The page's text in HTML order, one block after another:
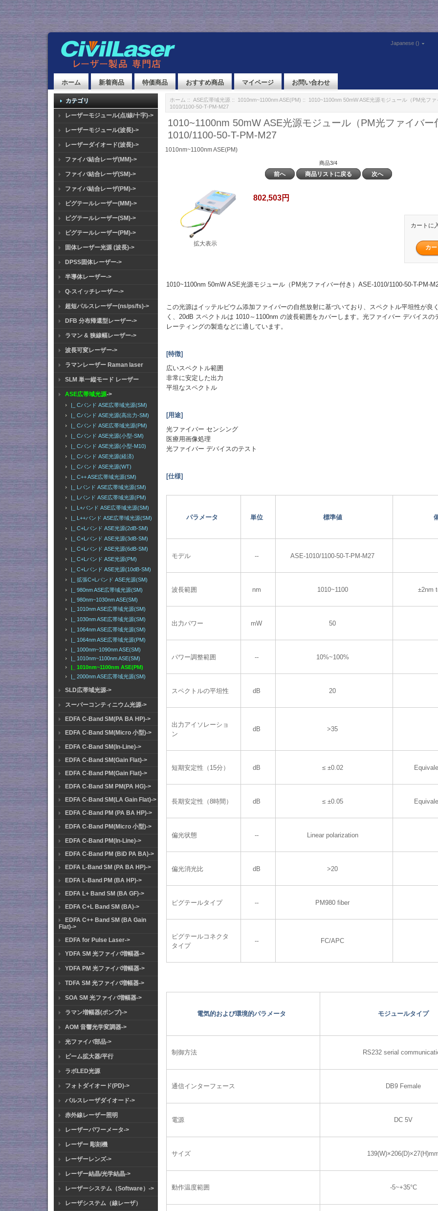
Japanese ()
ホーム 新着商品 特価商品 おすすめ商品 マイページ お問い合わせ
カテゴリ
レーザーモジュール(点/線/十字)->
レーザーモジュール(波長)->
レーザーダイオード(波長)->
ファイバ結合レーザ(MM)->
ファイバ結合レーザ(SM)->
ファイバ結合レーザ(PM)->
ピグテールレーザー(MM)->
ピグテールレーザー(SM)->
ピグテールレーザー(PM)->
固体レーザー光源 (波長)->
DPSS固体レーザー->
半導体レーザー->
Q-スイッチレーザー->
超短パルスレーザー(ns/ps/fs)->
DFB 分布帰還型レーザー->
ラマン & 狭線幅レーザー->
波長可変レーザー->
ラマンレーザー Raman laser
SLM 単一縦モード レーザー
ASE広帯域光源->
|_ Cバンド ASE広帯域光源(SM)
|_ Cバンド ASE光源(高出力-SM)
|_ Cバンド ASE広帯域光源(PM)
|_ Cバンド ASE光源(小型-SM)
|_ Cバンド ASE光源(小型-M10)
|_ Cバンド ASE光源(経済)
|_ Cバンド ASE光源(WT)
|_ C++ ASE広帯域光源(SM)
|_ Lバンド ASE広帯域光源(SM)
|_ Lバンド ASE広帯域光源(PM)
|_ L+バンド ASE広帯域光源(SM)
|_ L++バンド ASE広帯域光源(SM)
|_ C+Lバンド ASE光源(2dB-SM)
|_ C+Lバンド ASE光源(3dB-SM)
|_ C+Lバンド ASE光源(6dB-SM)
|_ C+Lバンド ASE光源(PM)
|_ C+Lバンド ASE光源(10dB-SM)
|_ 拡張C+Lバンド ASE光源(SM)
|_ 980nm ASE広帯域光源(SM)
|_ 980nm~1030nm ASE(SM)
|_ 1010nm ASE広帯域光源(SM)
|_ 1030nm ASE広帯域光源(SM)
|_ 1064nm ASE広帯域光源(SM)
|_ 1064nm ASE広帯域光源(PM)
|_ 1000nm~1090nm ASE(SM)
|_ 1010nm~1100nm ASE(SM)
|_ 1010nm~1100nm ASE(PM)
|_ 2000nm ASE広帯域光源(SM)
SLD広帯域光源->
スーパーコンティニウム光源->
EDFA C-Band SM(PA BA HP)->
EDFA C-Band SM(Micro 小型)->
EDFA C-Band SM(In-Line)->
EDFA C-Band SM(Gain Flat)->
EDFA C-Band PM(Gain Flat)->
EDFA C-Band SM PM(PA HG)->
EDFA C-Band SM(LA Gain Flat)->
EDFA C-Band PM (PA BA HP)->
EDFA C-Band PM(Micro 小型)->
EDFA C-Band PM(In-Line)->
EDFA C-Band PM (BiD PA BA)->
EDFA L-Band SM (PA BA HP)->
EDFA L-Band PM (BA HP)->
EDFA L+ Band SM (BA GF)->
EDFA C+L Band SM (BA)->
EDFA C++ Band SM (BA Gain
Flat)->
EDFA for Pulse Laser->
YDFA SM 光ファイバ増幅器->
YDFA PM 光ファイバ増幅器->
TDFA SM 光ファイバ増幅器->
SOA SM 光ファイバ増幅器->
ラマン増幅器(ポンプ)->
AOM 音響光学変調器->
光ファイバ部品->
ビーム拡大器/平行
ラボLED光源
フォトダイオード(PD)->
パルスレーザダイオード->
赤外線レーザー照明
レーザーパワーメータ->
レーザー 彫刻機
レーザーレンズ->
レーザー結晶/光学結晶->
レーザーシステム（Software）->
レーザシステム（線レーザ）
ホーム :: ASE広帯域光源 :: 1010nm~1100nm ASE(PM) :: 1010~1100nm 50mW ASE光源モジュール（PM光フ
1010/1100-50-T-PM-M27
1010~1100nm 50mW ASE光源モジュール（PM光ファイバー
1010/1100-50-T-PM-M27
1010nm~1100nm ASE(PM)
商品3/4
前へ 商品リストに戻る 次へ
拡大表示
802,503円
カートに
1010~1100nm 50mW ASE光源モジュール（PM光ファイバー付き）ASE-1010/1100-50-T-PM-
この光源はイッテルビウム添加ファイバーの自然放射に基づいており、スペクトル平坦性が良
く、20dB スペクトルは 1010～1100nm の波長範囲をカバーします。光ファイバー デバイスの
レーティングの製造などに適しています。
[特徴]
広いスペクトル範囲
非常に安定した出力
平坦なスペクトル
[用途]
光ファイバー センシング
医療用画像処理
光ファイバー デバイスのテスト
[仕様]
パラメータ 単位 標準値
モデル -- ASE-1010/1100-50-T-PM-M27
波長範囲 nm 1010~1100 ±2nm
出力パワー mW 50
パワー調整範囲 -- 10%~100%
スペクトルの平坦性 dB 20
出力アイソレーショ
ン
dB >35
短期安定性（15分） dB ≤ ±0.02
長期安定性（8時間） dB ≤ ±0.05
偏光状態 -- Linear polarization
偏光消光比 dB >20
ピグテールタイプ -- PM980 fiber
ピグテールコネクタ
タイプ
-- FC/APC
電気的および環境的パラメータ モジュールタイプ
制御方法 RS232 serial
通信インターフェース DB9 Female
電源 DC 5V
サイズ
動作温度範囲 -5~+35°C